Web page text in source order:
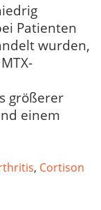
Patienten
wurden,
größerer
einem
, Cortison